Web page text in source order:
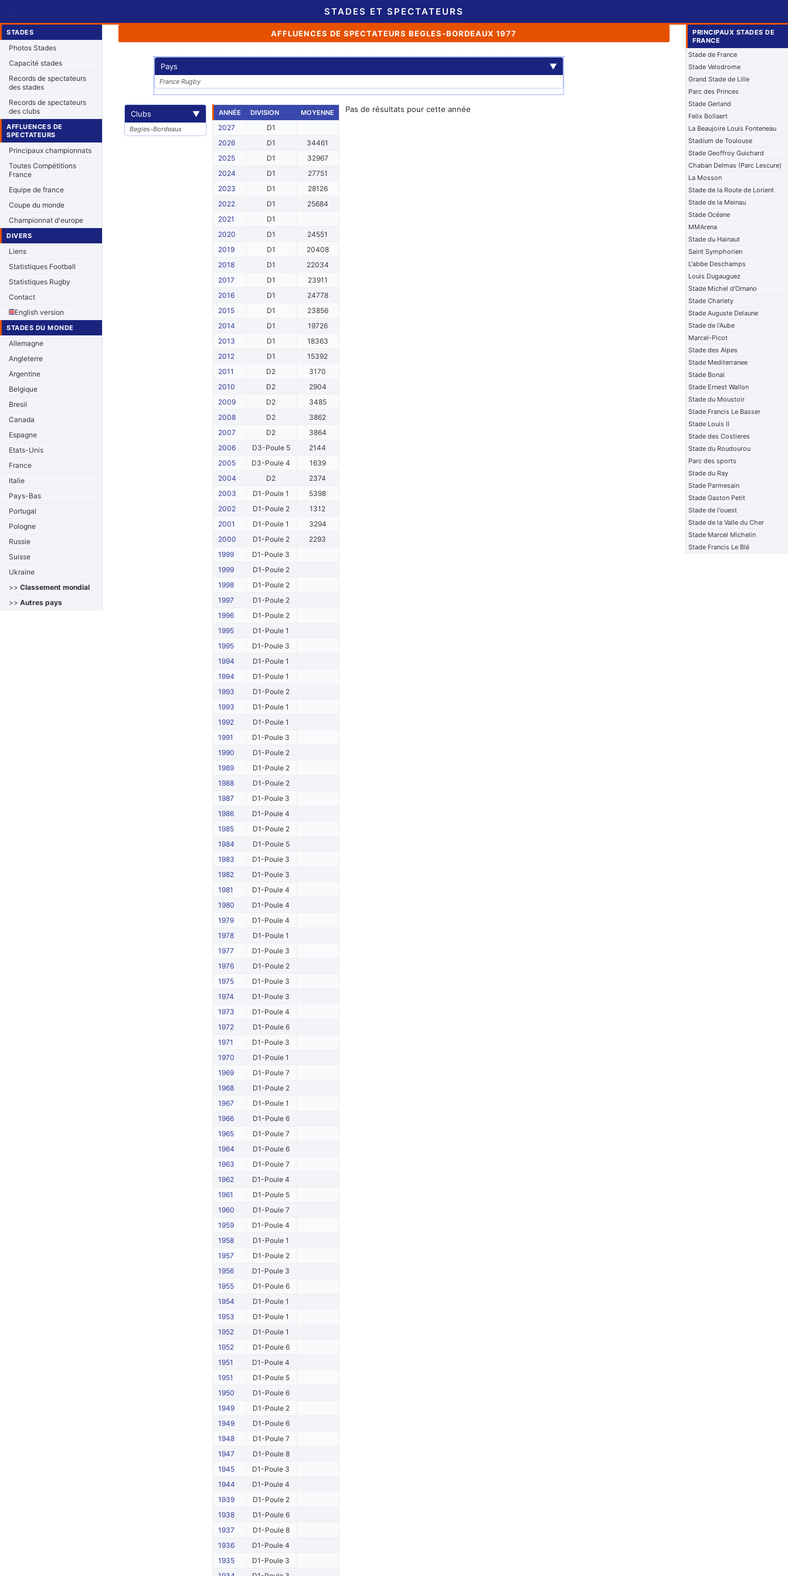
STADES ET SPECTATEURS
STADES
Photos Stades
Capacité stades
Records de spectateurs
des stades
Records de spectateurs
des clubs
AFFLUENCES DE
SPECTATEURS
Principaux championnats
Toutes Compétitions
France
Equipe de france
Coupe du monde
Championnat d'europe
DIVERS
Liens
Statistiques Football
Statistiques Rugby
Contact
English version
STADES DU MONDE
Allemagne
Angleterre
Argentine
Belgique
Bresil
Canada
Espagne
Etats-Unis
France
Italie
Pays-Bas
Portugal
Pologne
Russie
Suisse
Ukraine
>> Classement mondial
>> Autres pays
AFFLUENCES DE SPECTATEURS BEGLES-BORDEAUX 1977
Pays ▼
France Rugby
Clubs ▼
Begles-Bordeaux
ANNÉE DIVISION MOYENNE
2027
D1
2026
D1
34461
2025
D1
32967
2024
D1
27751
2023
D1
28126
2022
D1
25684
2021
D1
2020
D1
24551
2019
D1
20408
2018
D1
22034
2017
D1
23911
2016
D1
24778
2015
D1
23856
2014
D1
19726
2013
D1
18363
2012
D1
15392
2011
D2
3170
2010
D2
2904
2009
D2
3485
2008
D2
3862
2007
D2
3864
2006
D3-Poule 5
2144
2005
D3-Poule 4
1639
2004
D2
2374
2003
D1-Poule 1
5398
2002
D1-Poule 2
1312
2001
D1-Poule 1
3294
2000
D1-Poule 2
2293
1999
D1-Poule 3
1999
D1-Poule 2
1998
D1-Poule 2
1997
D1-Poule 2
1996
D1-Poule 2
1995
D1-Poule 1
1995
D1-Poule 3
1994
D1-Poule 1
1994
D1-Poule 1
1993
D1-Poule 2
1993
D1-Poule 1
1992
D1-Poule 1
1991
D1-Poule 3
1990
D1-Poule 2
1989
D1-Poule 2
1988
D1-Poule 2
1987
D1-Poule 3
1986
D1-Poule 4
1985
D1-Poule 2
1984
D1-Poule 5
1983
D1-Poule 3
1982
D1-Poule 3
1981
D1-Poule 4
1980
D1-Poule 4
1979
D1-Poule 4
1978
D1-Poule 1
1977
D1-Poule 3
1976
D1-Poule 2
1975
D1-Poule 3
1974
D1-Poule 3
1973
D1-Poule 4
1972
D1-Poule 6
1971
D1-Poule 3
1970
D1-Poule 1
1969
D1-Poule 7
1968
D1-Poule 2
1967
D1-Poule 1
1966
D1-Poule 6
1965
D1-Poule 7
1964
D1-Poule 6
1963
D1-Poule 7
1962
D1-Poule 4
1961
D1-Poule 5
1960
D1-Poule 7
1959
D1-Poule 4
1958
D1-Poule 1
1957
D1-Poule 2
1956
D1-Poule 3
1955
D1-Poule 6
1954
D1-Poule 1
1953
D1-Poule 1
1952
D1-Poule 1
1952
D1-Poule 6
1951
D1-Poule 4
1951
D1-Poule 5
1950
D1-Poule 6
1949
D1-Poule 2
1949
D1-Poule 6
1948
D1-Poule 7
1947
D1-Poule 8
1945
D1-Poule 3
1944
D1-Poule 4
1939
D1-Poule 2
1938
D1-Poule 6
1937
D1-Poule 8
1936
D1-Poule 4
1935
D1-Poule 3
Pas de résultats pour cette année
PRINCIPAUX STADES DE
FRANCE
Stade de France
Stade Velodrome
Grand Stade de Lille
Parc des Princes
Stade Gerland
Felix Bollaert
La Beaujoire Louis Fonteneau
Stadium de Toulouse
Stade Geoffroy Guichard
Chaban Delmas (Parc Lescure)
La Mosson
Stade de la Route de Lorient
Stade de la Meinau
Stade Océane
MMArena
Stade du Hainaut
Saint Symphorien
L'abbe Deschamps
Louis Dugauguez
Stade Michel d'Ornano
Stade Charlety
Stade Auguste Delaune
Stade de l'Aube
Marcel-Picot
Stade des Alpes
Stade Mediterranee
Stade Bonal
Stade Ernest Wallon
Stade du Moustoir
Stade Francis Le Basser
Stade Louis II
Stade des Costieres
Stade du Roudourou
Parc des sports
Stade du Ray
Stade Parmesain
Stade Gaston Petit
Stade de l'ouest
Stade de la Valle du Cher
Stade Marcel Michelin
Stade Francis Le Blé